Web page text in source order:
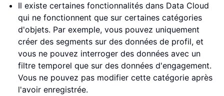
Il existe certaines fonctionnalités dans Data Cloud
qui ne fonctionnent que sur certaines catégories
d'objets. Par exemple, vous pouvez uniquement
créer des segments sur des données de profil, et
vous ne pouvez interroger des données avec un
filtre temporel que sur des données d'engagement.
Vous ne pouvez pas modifier cette catégorie après
l'avoir enregistrée.